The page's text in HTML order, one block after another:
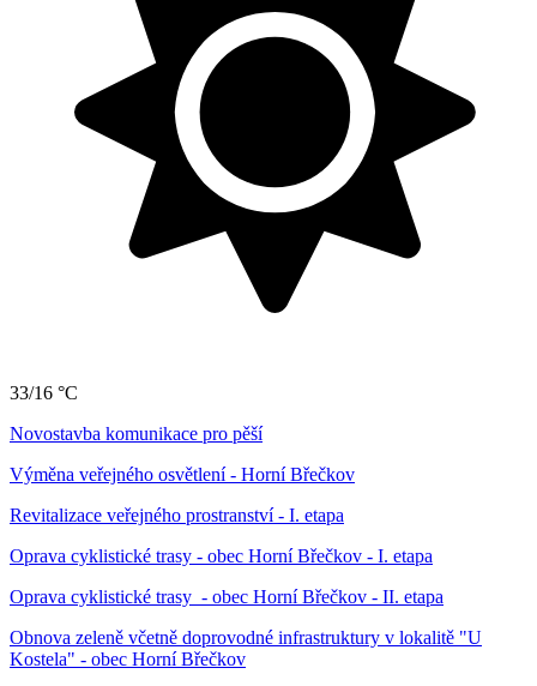
33/16 °C
Novostavba komunikace pro pěší
Výměna veřejného osvětlení - Horní Břečkov
Revitalizace veřejného prostranství - I. etapa
Oprava cyklistické trasy - obec Horní Břečkov - I. etapa
Oprava cyklistické trasy - obec Horní Břečkov - II. etapa
Obnova zeleně včetně doprovodné infrastruktury v lokalitě "U
Kostela" - obec Horní Břečkov